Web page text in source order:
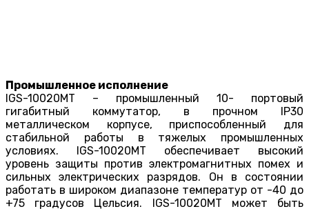
Промышленное исполнение
IGS-10020МT – промышленный 10- портовый
гигабитный коммутатор, в прочном IP30
металлическом корпусе, приспособленный для
стабильной работы в тяжелых промышленных
условиях. IGS-10020МT обеспечивает высокий
уровень защиты против электромагнитных помех и
сильных электрических разрядов. Он в состоянии
работать в широком диапазоне температур от -40 до
+75 градусов Цельсия. IGS-10020МT может быть